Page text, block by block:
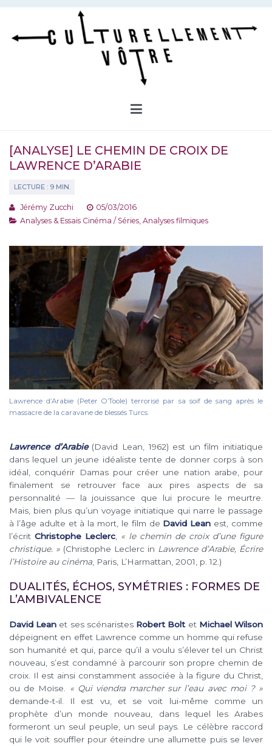
Aller
contenu
[ANALYSE] LE CHEMIN DE CROIX DE
LAWRENCE D’ARABIE
Jérémy Zucchi
05/03/2016
Analyses & Essais Cinéma / Séries Analyses filmiques
Lawrence d’Arabie (Peter O’Toole) terrorisé par sa soif de sang après le
massacre de la caravane de blessés Turcs.
Lawrence d’Arabie(David Lean, 1962) est un film initiatique
dans lequel un jeune idéaliste tente de donner corps à son
idéal, conquérir Damas pour créer une nation arabe, pour
finalement se retrouver face aux pires aspects de sa
personnalité ― la jouissance que lui procure le meurtre.
Mais, bien plus qu’un voyage initiatique qui narre le passage
à l’âge adulte et à la mort, le film de David Lean est, comme
l’écrit Christophe Leclerc, « le chemin de croix d’une figure
christique. » (Christophe Leclerc in Lawrence d’Arabie, Écrire
l’Histoire au cinéma, Paris, L’Harmattan, 2001, p. 12.)
DUALITÉS, ÉCHOS, SYMÉTRIES : FORMES DE
L’AMBIVALENCE
David Lean et ses scénaristesRobert Bolt et Michael Wilson
dépeignent en effet Lawrence comme un homme qui refuse
son humanité et qui, parce qu’il a voulu s’élever tel un Christ
nouveau, s’est condamné à parcourir son propre chemin de
croix. Il est ainsi constamment associée à la figure du Christ,
ou de Moïse. « Qui viendra marcher sur l’eau avec moi ? »
demande-t-il. Il est vu, et se voit lui-même comme un
prophète d’un monde nouveau, dans lequel les Arabes
formeront un seul peuple, un seul pays. Le célèbre raccord
qui le voit souffler pour éteindre une allumette puis se lever